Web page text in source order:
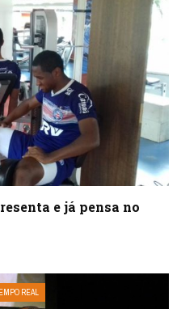
e já pensa no
REAL